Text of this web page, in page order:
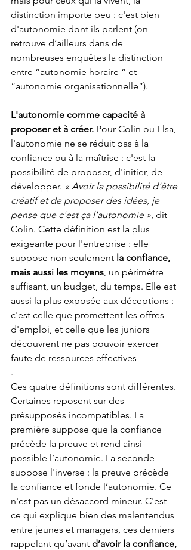
distinction importe peu : c'est bien
d'autonomie dont ils parlent (on
retrouve d’ailleurs dans de
nombreuses enquêtes la distinction
entre “autonomie horaire “ et
“autonomie organisationnelle”).
L'autonomie comme capacité à
proposer et à créer. Pour Colin ou Elsa,
l'autonomie ne se réduit pas à la
confiance ou à la maîtrise : c'est la
possibilité de proposer, d'initier, de
développer. « Avoir la possibilité d'être
créatif et de proposer des idées, je
pense que c'est ça l'autonomie » , dit
Colin. Cette définition est la plus
exigeante pour l'entreprise : elle
suppose non seulement la confiance,
mais aussi les moyens , un périmètre
suffisant, un budget, du temps. Elle est
aussi la plus exposée aux déceptions :
c'est celle que promettent les offres
d'emploi, et celle que les juniors
découvrent ne pas pouvoir exercer
faute de ressources effectives
.
Ces quatre définitions sont différentes.
Certaines reposent sur des
présupposés incompatibles. La
première suppose que la confiance
précède la preuve et rend ainsi
possible l’autonomie. La seconde
suppose l'inverse : la preuve précède
la confiance et fonde l’autonomie. Ce
n'est pas un désaccord mineur. C'est
ce qui explique bien des malentendus
entre jeunes et managers, ces derniers
rappelant qu’avant d’avoir la confiance,